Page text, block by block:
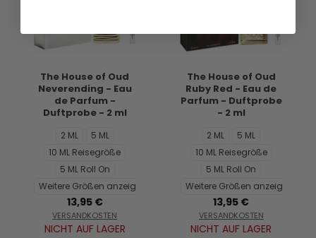
The House of Oud
Neverending - Eau
de Parfum -
Duftprobe - 2 ml
2 ML
5 ML
10 ML Reisegröße
5 ML Roll On
Weitere Größen anzeigen...
13,95 €
VERSANDKOSTEN
NICHT AUF LAGER
The House of Oud
Ruby Red - Eau de
Parfum - Duftprobe
- 2 ml
2 ML
5 ML
10 ML Reisegröße
5 ML Roll On
Weitere Größen anzeigen...
13,95 €
VERSANDKOSTEN
NICHT AUF LAGER